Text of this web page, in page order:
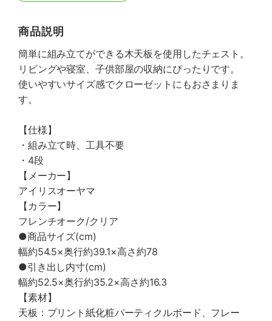
商品説明
簡単に組み立てができる木天板を使用したチェスト。
リビングや寝室、子供部屋の収納にぴったりです。
使いやすいサイズ感でクローゼットにもおさまりま
す。
【仕様】
・組み立て時、工具不要
・4段
【メーカー】
アイリスオーヤマ
【カラー】
フレンチオーク/クリア
●商品サイズ(cm)
幅約54.5×奥行約39.1×高さ約78
●引き出し内寸(cm)
幅約52.5×奥行約35.2×高さ約16.3
【素材】
天板：プリント紙化粧パーティクルボード、フレー